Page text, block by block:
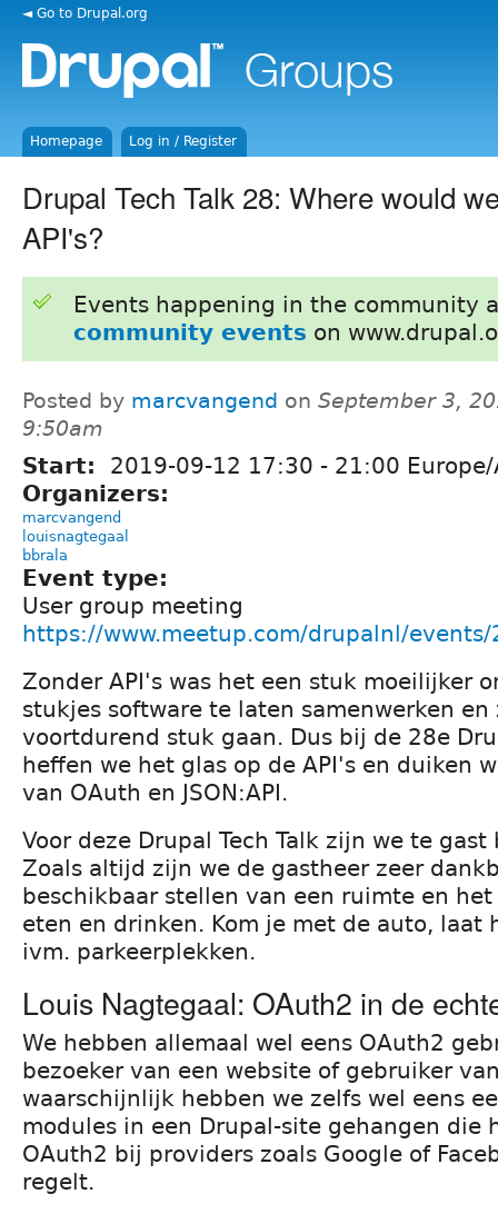
◄ Go to Drupal.org
Homepage Log in / Register
Drupal Tech Talk 28: Where would
API's?
Events happening in the community
community events on
Posted by marcvangend on September 3,
9:50am
Start: 2019-09-12 17:30 - 21:00
Organizers:
marcvangend
louisnagtegaal
bbrala
Event type:
User group meeting
https://www.meetup.com/drupalnl/
Zonder API's was het een stuk moeilijker
stukjes software te laten samenwerken en
voortdurend stuk gaan. Dus bij de 28e
heffen we het glas op de API's en duiken
van OAuth en JSON:API.
Voor deze Drupal Tech Talk zijn we te gast
Zoals altijd zijn we de gastheer zeer
beschikbaar stellen van een ruimte en
eten en drinken. Kom je met de auto, laat
ivm. parkeerplekken.
Louis Nagtegaal: OAuth2 in de
We hebben allemaal wel eens OAuth2
bezoeker van een website of gebruiker
waarschijnlijk hebben we zelfs wel eens
modules in een Drupal-site gehangen die
OAuth2 bij providers zoals Google of
regelt.